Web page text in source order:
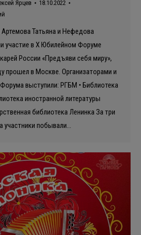
Ярцев
18.10.2022
Татьяна и Нефедова
участие в Х Юбилейном Форуме
России «Предъяви себя миру»,
прошел в Москве. Организаторами и
выступили: РГБМ • Библиотека
иностранной литературы
библиотека Ленинка За три
побывали…